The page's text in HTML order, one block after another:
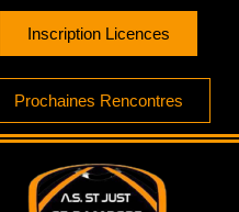
Inscription Licences
Prochaines Rencontres